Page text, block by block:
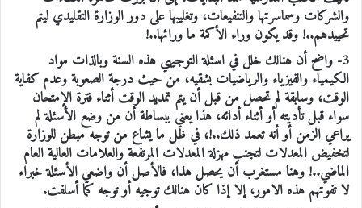
والشركات وسماسرتها والتنفيعات، وتغليبها على دور الوزارة التقليدي ليتم
تحييدهم..! وقد يكون وراء الأكمة ما ورائها..!
3- واضح أن هنالك خلل في اسئلة التوجيهي هذه السنة وبالذات مواد
الكيمياء والفيزياء والرياضيات بشقيه، من حيث درجة الصعوبة وعدم كفاية
الوقت، وسابقة لم تحصل من قبل أن يتم تمديد الوقت أثناء فترة الإمتحان
سواء قبل تأديته أو أثناء أدائه، هذا يعني ببساطة أن من وضع الأسئلة لم
يراعي الزمن أو أنه تعمد ذلك..!، في ظل ما يشاع من توجه مبطن للوزارة
لتخفيض المعدلات لتجنب مهزلة المعدلات المرتفعة والعلامات العالية العام
الماضي..! وهنا مستغرب أن يحصل هذا، فالأصل أن واضعي الأسئلة خبراء
لا تفوتهم هذه الامور، إلا إذا كان هنالك توجيه أو توجه كما أسلفت.